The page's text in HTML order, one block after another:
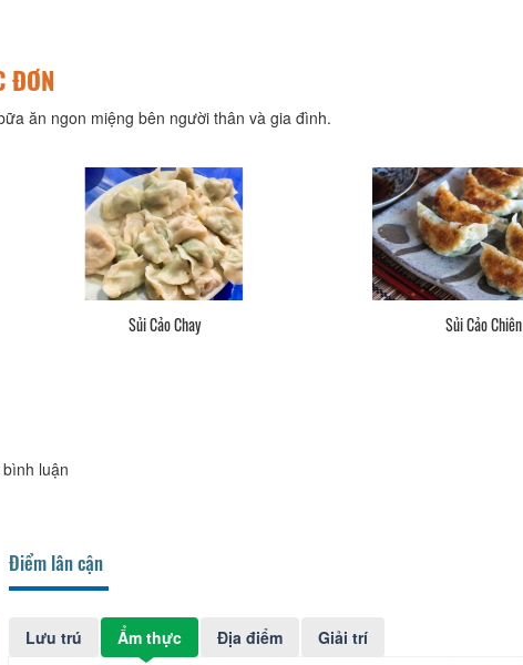
ĐƠN
ăn ngon miệng bên người thân và gia đình.
Sủi Cảo Chay Sủi Cảo Chiên
luận
Điểm lân cận
Lưu trú Ẩm thực Địa điểm Giải trí